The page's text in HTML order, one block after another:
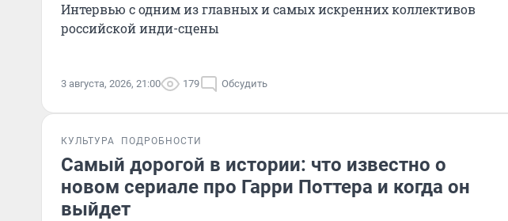
Интервью с одним из главных и самых искренних коллективов
российской инди-сцены
3 августа, 2026, 21:00 179 Обсудить
КУЛЬТУРА ПОДРОБНОСТИ
Самый дорогой в истории: что известно о
новом сериале про Гарри Поттера и когда он
выйдет